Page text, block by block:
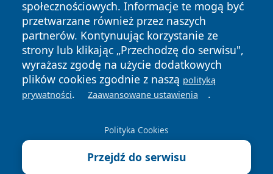
społecznościowych. Informacje te mogą być
przetwarzane również przez naszych
partnerów. Kontynuując korzystanie ze
strony lub klikając „Przechodzę do serwisu",
wyrażasz zgodę na użycie dodatkowych
plików cookies zgodnie z naszą polityką
prywatności. Zaawansowane ustawienia .
Polityka Cookies
Przejdź do serwisu
Copyright © 2026 mojgorzow.pl Wszystkie prawa zastrzeżone.
News Autorzy
Polityka
Prywatności
Polityka
Cookies